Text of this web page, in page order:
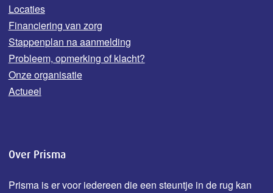
Locaties
Financiering van zorg
Stappenplan na aanmelding
Probleem, opmerking of klacht?
Onze organisatie
Actueel
Over Prisma
Prisma is er voor iedereen die een steuntje in de rug kan